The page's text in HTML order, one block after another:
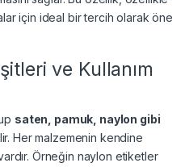
için ideal bir tercih olarak öne
ve Kullanım
saten, pamuk, naylon gibi
Her malzemenin kendine
Örneğin naylon etiketler